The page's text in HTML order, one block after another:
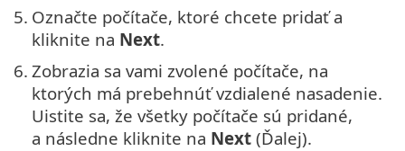
5. Označte počítače, ktoré chcete pridať a
kliknite na Next.
6. Zobrazia sa vami zvolené počítače, na
ktorých má prebehnúť vzdialené nasadenie.
Uistite sa, že všetky počítače sú pridané,
a následne kliknite na Next (Ďalej).